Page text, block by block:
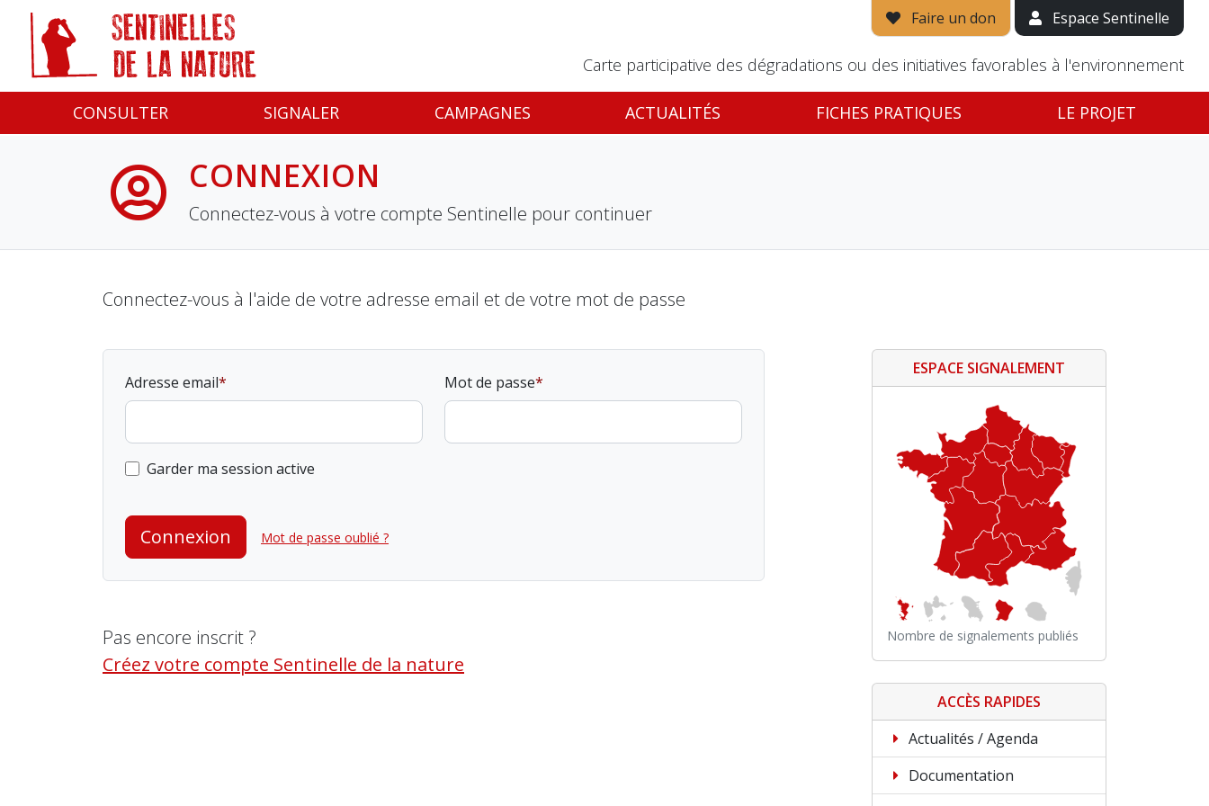
Faire un don Espace Sentinelle
Carte participative des dégradations ou des initiatives favorables à l'environnement
CONSULTER SIGNALER CAMPAGNES ACTUALITÉS FICHES PRATIQUES LE PROJET
CONNEXION
Connectez-vous à votre compte Sentinelle pour continuer
Connectez-vous à l'aide de votre adresse email et de votre mot de passe
Adresse email Mot de passe
Garder ma session active
Connexion Mot de passe oublié ?
Pas encore inscrit ?
Créez votre compte Sentinelle de la nature
ESPACE SIGNALEMENT
Nombre de signalements publiés
ACCÈS RAPIDES
Actualités / Agenda
Documentation
Panneau de gestion des cookies